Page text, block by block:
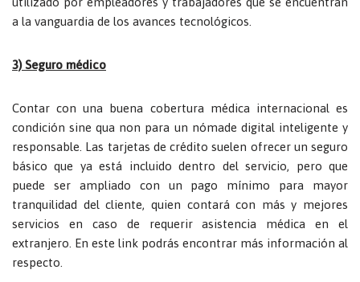
a la vanguardia de los avances tecnológicos.
3) Seguro médico
Contar con una buena cobertura médica internacional es
condición sine qua non para un nómade digital inteligente y
responsable. Las tarjetas de crédito suelen ofrecer un seguro
básico que ya está incluido dentro del servicio, pero que
puede ser ampliado con un pago mínimo para mayor
tranquilidad del cliente, quien contará con más y mejores
servicios en caso de requerir asistencia médica en el
extranjero. En este link podrás encontrar más información al
respecto.